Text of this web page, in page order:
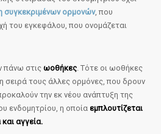
συγκεκριμένων ορμονών, που
του εγκεφάλου, που ονομάζεται
πάνω στιςωοθήκες . Τότε οι ωοθήκες
σειρά τους άλλες ορμόνες, που δρουν
την εκ νέου ανάπτυξη της
ενδομητρίου, η οποίαεμπλουτίζεται
αγγεία.